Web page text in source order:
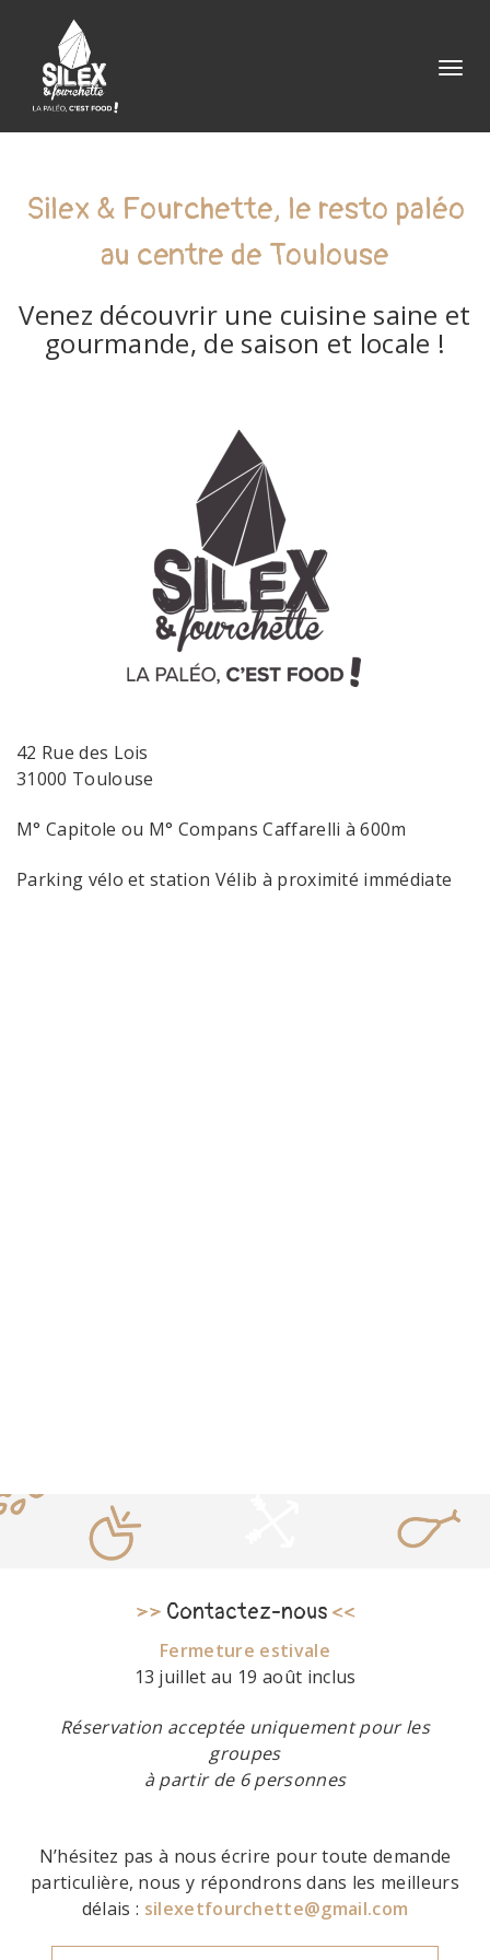
Silex & Fourchette, le resto paléo
au centre de Toulouse
Venez découvrir une cuisine saine et
gourmande, de saison et locale !
42 Rue des Lois
31000 Toulouse
M° Capitole ou M° Compans Caffarelli à 600m
Parking vélo et station Vélib à proximité immédiate
>> Contactez-nous<<
Fermeture estivale
13 juillet au 19 août inclus
Réservation acceptée uniquement pour les
groupes
à partir de 6 personnes
N’hésitez pas à nous écrire pour toute demande
particulière, nous y répondrons dans les meilleurs
délais : silexetfourchette@gmail.com